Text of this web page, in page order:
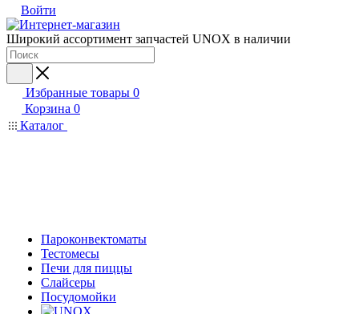
Войти
Широкий ассортимент запчастей UNOX в наличии
Избранные товары 0
Корзина 0
Каталог
Пароконвектоматы
Тестомесы
Печи для пиццы
Слайсеры
Посудомойки